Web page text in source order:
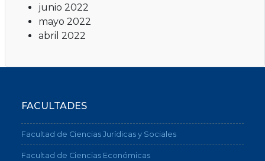
junio 2022
mayo 2022
abril 2022
FACULTADES
Facultad de Ciencias Jurídicas y Sociales
Facultad de Ciencias Económicas